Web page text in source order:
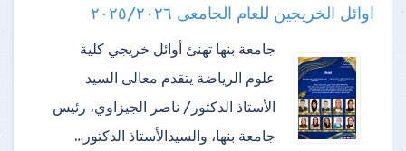
اوائل الخريجين للعام الجامعى ٢٠٢٥/٢٠٢٦
جامعة بنها تهنئ أوائل خريجي كلية
علوم الرياضة ​يتقدم معالى السيد
الأستاذ الدكتور/ ناصر الجيزاوي، رئيس
جامعة بنها، والسيدالأستاذ الدكتور…